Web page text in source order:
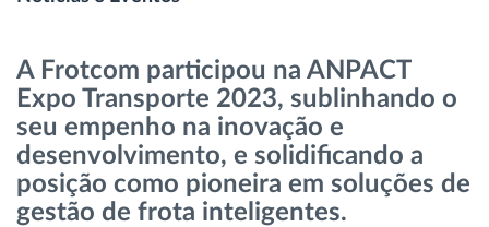
Gestão de Combustível
Planeamento e monitorização de rotas
Identificação automática de condutores
A Frotcom participou na ANPACT
Expo Transporte 2023, sublinhando o
seu empenho na inovação e
desenvolvimento, e solidificando a
posição como pioneira em soluções de
gestão de frota inteligentes.